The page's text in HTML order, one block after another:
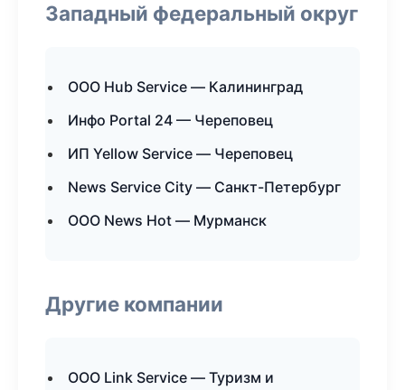
Западный федеральный округ
ООО Hub Service — Калининград
Инфо Portal 24 — Череповец
ИП Yellow Service — Череповец
News Service City — Санкт-Петербург
ООО News Hot — Мурманск
Другие компании
ООО Link Service — Туризм и